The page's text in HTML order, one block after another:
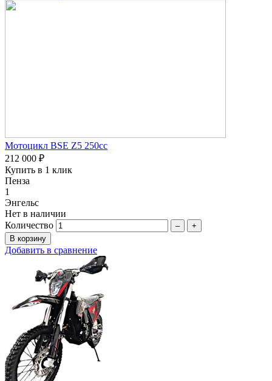
Мотоцикл BSE Z5 250сс
212 000 ₽
Купить в 1 клик
Пенза
1
Энгельс
Нет в наличии
Количество
– +
Добавить в сравнение